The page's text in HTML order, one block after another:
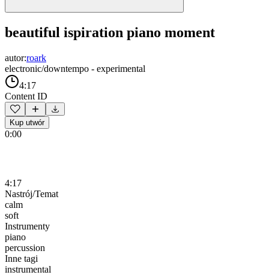
beautiful ispiration piano moment
autor:roark
electronic/downtempo - experimental
4:17
Content ID
Kup utwór
0:00
4:17
Nastrój/Temat
calm
soft
Instrumenty
piano
percussion
Inne tagi
instrumental